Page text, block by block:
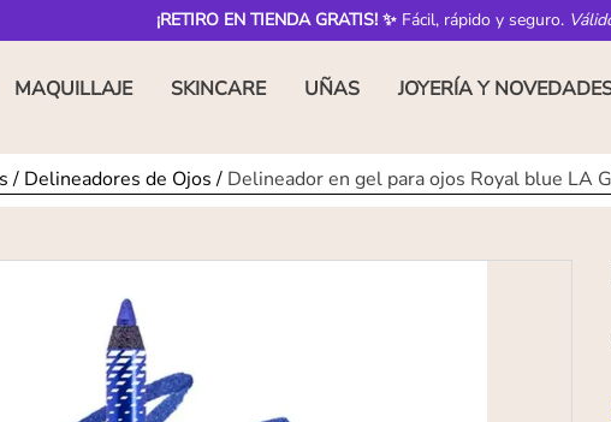
¡RETIRO EN TIENDA GRATIS! ✨ Fácil, rápido y seguro.
MAQUILLAJE SKINCARE UÑAS JOYERÍA Y
Delineadores de Ojos Delineador en gel para ojos Royal blue LA